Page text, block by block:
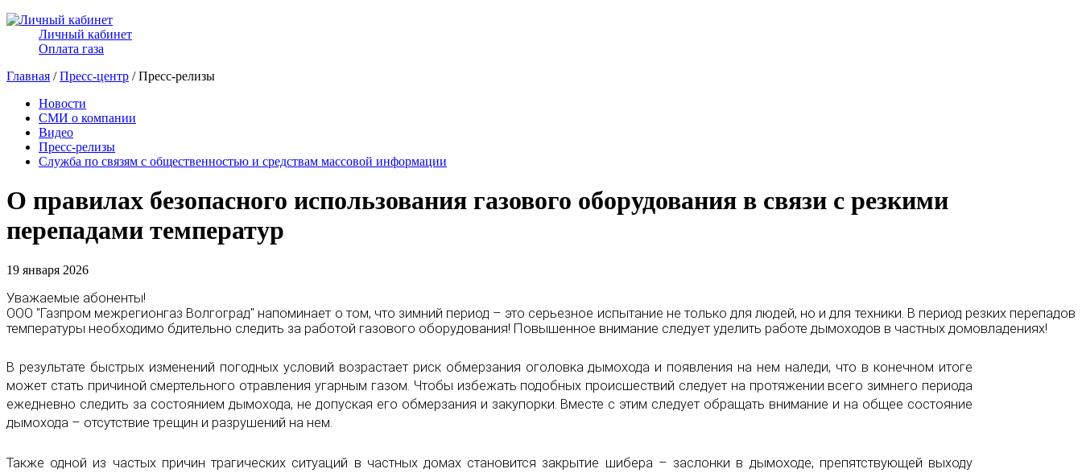
Личный кабинет
Оплата газа
Главная /Пресс-центр / Пресс-релизы
Новости
СМИ о компании
Видео
Пресс-релизы
Служба по связям с общественностью и средствам массовой информации
О правилах безопасного использования газового оборудования в связи с резкими
перепадами температур
19 января 2026
Уважаемые абоненты!
ООО "Газпром межрегионгаз Волгоград" напоминает о том, что зимний период – это серьезное испытание не только для людей, но и для техники. В период резких перепадов
температуры необходимо бдительно следить за работой газового оборудования! Повышенное внимание следует уделить работе дымоходов в частных домовладениях!
В результате быстрых изменений погодных условий возрастает риск обмерзания оголовка дымохода и появления на нем наледи, что в конечном итоге
может стать причиной смертельного отравления угарным газом. Чтобы избежать подобных происшествий следует на протяжении всего зимнего периода
ежедневно следить за состоянием дымохода, не допуская его обмерзания и закупорки. Вместе с этим следует обращать внимание и на общее состояние
дымохода – отсутствие трещин и разрушений на нем.
Также одной из частых причин трагических ситуаций в частных домах становится закрытие шибера – заслонки в дымоходе, препятствующей выходу